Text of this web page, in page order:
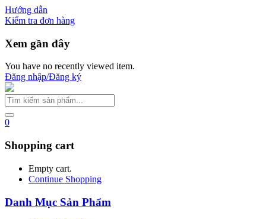
Hướng dẫn
Kiểm tra đơn hàng
Xem gần đây
You have no recently viewed item.
Đăng nhập/Đăng ký
0
Shopping cart
Empty cart.
Continue Shopping
Danh Mục Sản Phẩm